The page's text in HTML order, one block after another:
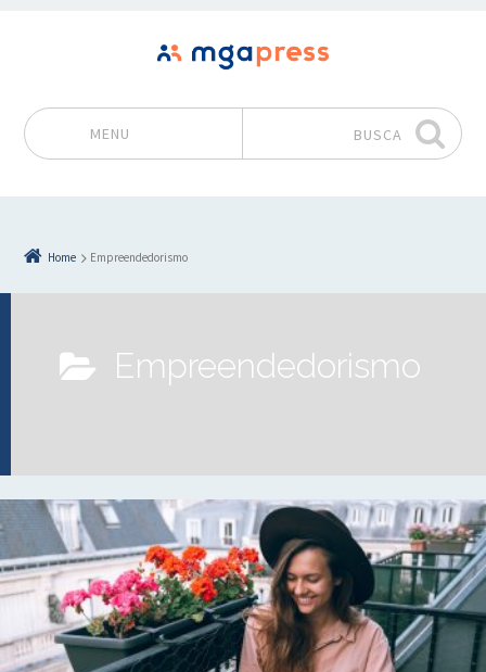
MENU BUSCA
Home Empreendedorismo
Empreendedorismo